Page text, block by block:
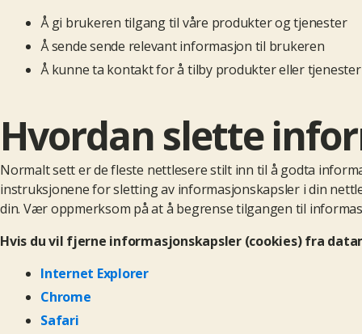
Å gi brukeren tilgang til våre produkter og tjenester
Å sende sende relevant informasjon til brukeren
Å kunne ta kontakt for å tilby produkter eller tjenester
Hvordan slette
Normalt sett er de fleste nettlesere stilt inn til å godta
instruksjonene for sletting av informasjonskapsler i din
din. Vær oppmerksom på at å begrense tilgangen til
Hvis du vil fjerne informasjonskapsler (cookies) fra
Internet Explorer
Chrome
Safari